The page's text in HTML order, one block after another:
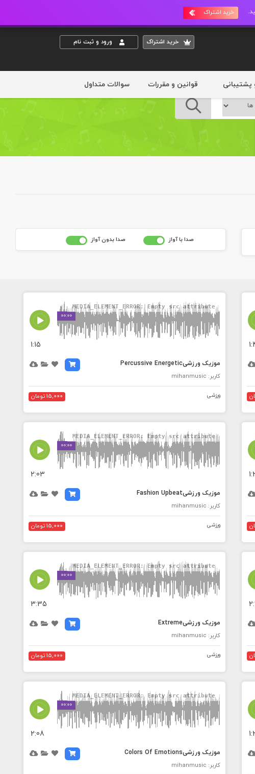
خرید اشتراک
خريد اشتراک ورود و ثبت نام
قوانین و مقررات سوالات متداول
صدا با آواز صدا بدون آواز
00:00
MEDIA_ELEMENT_ERROR: Empty src attribute
1:15
موزیک ورزشیPercussive Energetic
کاربر: mihanmusic
ورزشی 15,000 تومان
00:00
MEDIA_ELEMENT_ERROR: Empty src attribute
2:03
موزیک ورزشیFashion Upbeat
کاربر: mihanmusic
ورزشی 15,000 تومان
00:00
MEDIA_ELEMENT_ERROR: Empty src attribute
3:35
موزیک ورزشیExtreme
کاربر: mihanmusic
ورزشی 15,000 تومان
00:00
MEDIA_ELEMENT_ERROR: Empty src attribute
2:08
موزیک ورزشیColors Of Emotions
کاربر: mihanmusic